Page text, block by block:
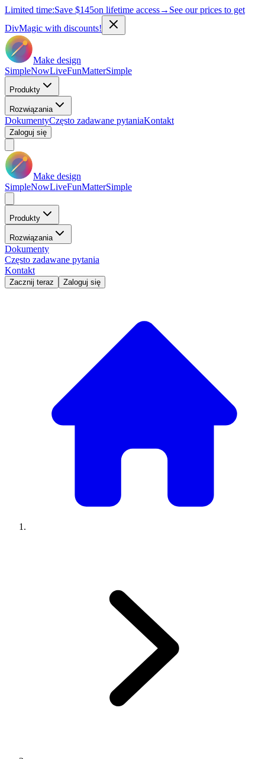
Limited time:Save $145on lifetime access→ See our prices to get
DivMagic with discounts!
Make design
SimpleNowLiveFunMatterSimple
Produkty
Rozwiązania
DokumentyCzęsto zadawane pytaniaKontakt
Zaloguj się
Make design
SimpleNowLiveFunMatterSimple
Produkty
Rozwiązania
Dokumenty
Często zadawane pytania
Kontakt
Zacznij teraz Zaloguj się